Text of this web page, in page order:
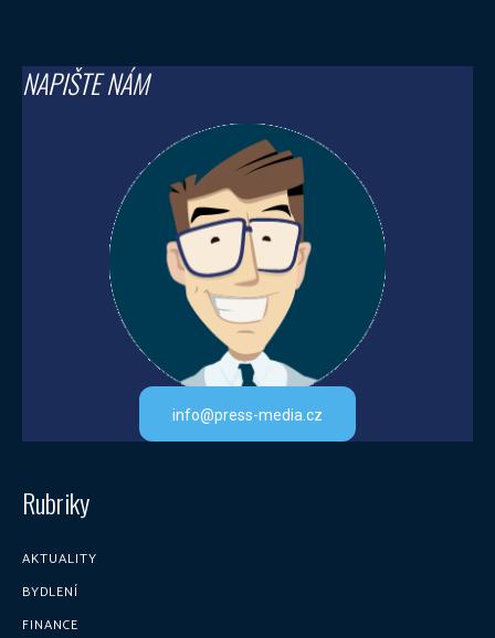
NAPIŠTE NÁM
info@press-media.cz
Rubriky
AKTUALITY
BYDLENÍ
FINANCE